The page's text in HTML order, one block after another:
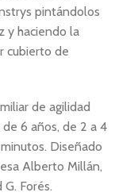
pintándolos
y haciendo la
cubierto de
de agilidad
6 años, de 2 a 4
Diseñado
Alberto Millán,
Forés.